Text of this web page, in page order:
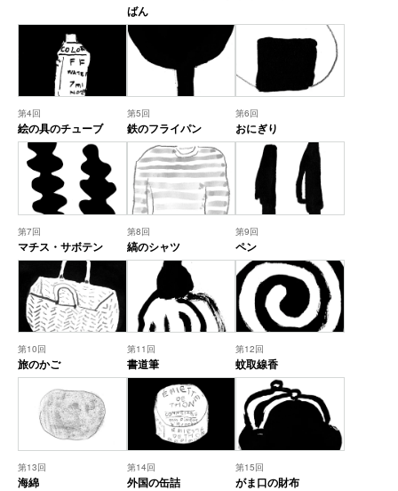
ばん
第4回
絵の具のチューブ
第5回
鉄のフライパン
第6回
おにぎり
第7回
マチス・サボテン
第8回
縞のシャツ
第9回
ペン
第10回
旅のかご
第11回
書道筆
第12回
蚊取線香
第13回
海綿
第14回
外国の缶詰
第15回
がま口の財布